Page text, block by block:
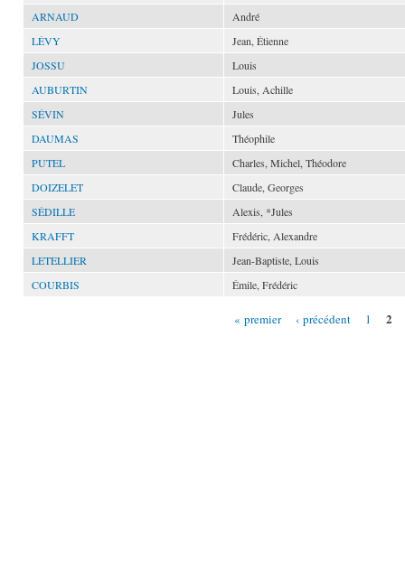
ARNAUD
André
LÉVY
Jean, Étienne
JOSSU
Louis
AUBURTIN
Louis, Achille
SÉVIN
Jules
DAUMAS
Théophile
PUTEL
Charles, Michel, Théodore
DOIZELET
Claude, Georges
SÉDILLE
Alexis, *Jules
KRAFFT
Frédéric, Alexandre
LETELLIER
Jean-Baptiste, Louis
COURBIS
Émile, Frédéric
« premier ‹ précédent 1 2